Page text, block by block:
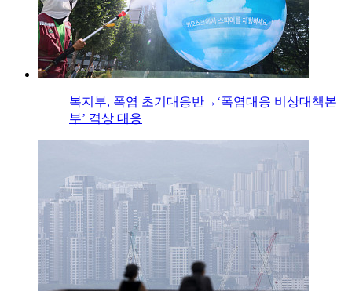
복지부, 폭염 초기대응반→‘폭염대응 비상대책본
부’ 격상 대응